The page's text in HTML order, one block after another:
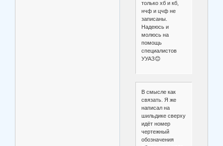
только хб и кб,
нчф и цчф не
записаны.
Надеюсь и
молюсь на
помощь
специалистов
УУАЗ😊
В смысле как
связать. Я же
написал на
шильдике сверху
идёт номер
чертежный
обозначения